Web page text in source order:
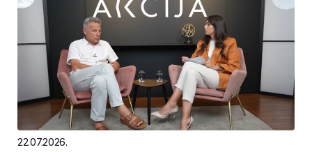
22.07.2026.